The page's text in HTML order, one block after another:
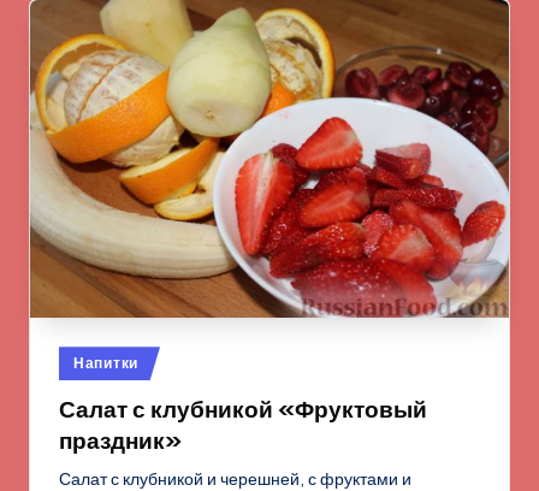
Опубликовано
в
Напитки
Салат с клубникой «Фруктовый
праздник»
Салат с клубникой и черешней, с фруктами и